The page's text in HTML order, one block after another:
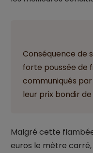
Conséquence de
forte poussée de
communiqués
leur prix bondir de
Malgré cette
euros le mètre